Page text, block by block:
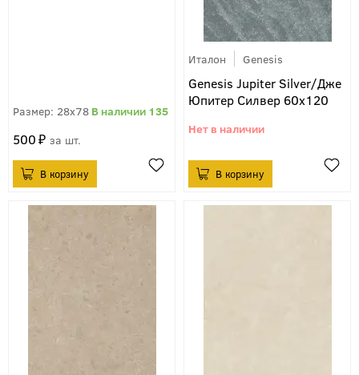
28x78 135
500 шт.
Италон Genesis
Genesis Jupiter Silver/Дже
Юпитер Силвер 60х120